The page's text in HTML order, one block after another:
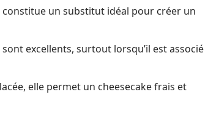
un substitut idéal pour créer un
excellents, surtout lorsqu’il est associé
elle permet un cheesecake frais et